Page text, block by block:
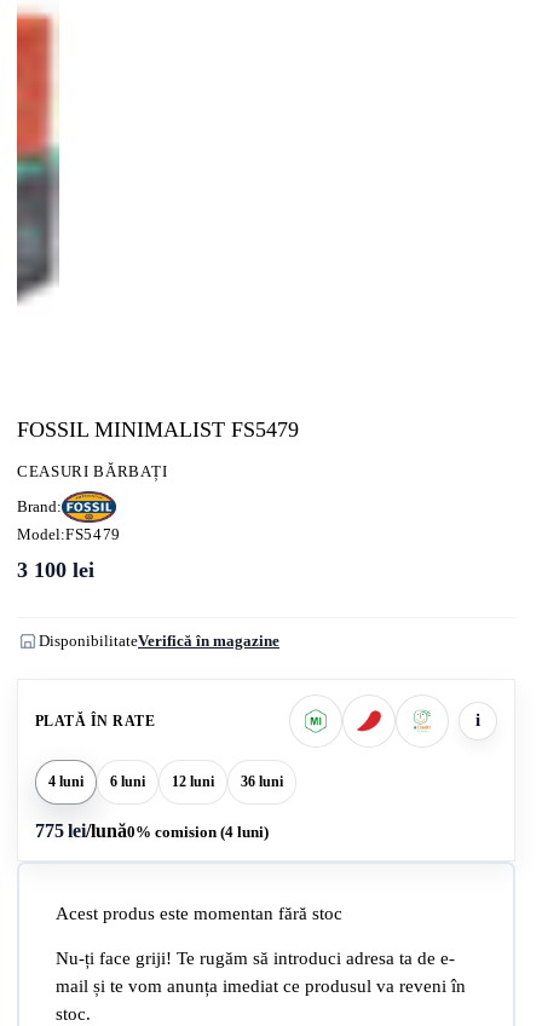
FOSSIL MINIMALIST FS5479
CEASURI BĂRBAȚI
Brand:
Model:FS5479
3 100 lei
DisponibilitateVerifică în magazine
PLATĂ ÎN RATE i
4 luni 6 luni 12 luni 36 luni
775 lei/lună0% comision (4 luni)
Acest produs este momentan fără stoc
Nu-ți face griji! Te rugăm să introduci adresa ta de e-
mail și te vom anunța imediat ce produsul va reveni în
stoc.